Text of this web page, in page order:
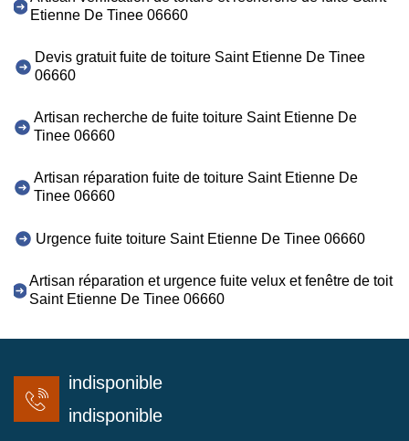
Etienne De Tinee 06660
Devis gratuit fuite de toiture Saint Etienne De Tinee
06660
Artisan recherche de fuite toiture Saint Etienne De
Tinee 06660
Artisan réparation fuite de toiture Saint Etienne De
Tinee 06660
Urgence fuite toiture Saint Etienne De Tinee 06660
Artisan réparation et urgence fuite velux et fenêtre de toit
Saint Etienne De Tinee 06660
indisponible
indisponible